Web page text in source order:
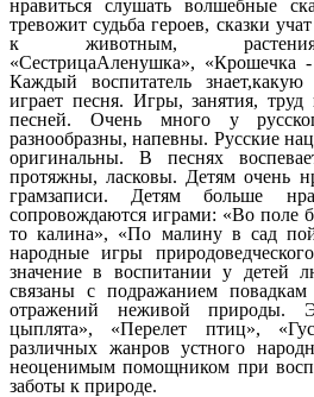
нравиться слушать волшебные
тревожит судьба героев, сказки
к животным,
«СестрицаАленушка», «Крошечка
Каждый воспитатель
играет песня. Игры, занятия, труд
песней. Очень много у
разнообразны, напевны. Русские
оригинальны. В песнях
протяжны, ласковы. Детям очень
грамзаписи. Детям больше
сопровождаются играми: «Во поле
то калина», «По малину в сад
народные игры
значение в воспитании у
связаны с подражанием
отражений неживой природы.
цыплята», «Перелет птиц»,
различных жанров устного
неоценимым помощником при
заботы к природе.